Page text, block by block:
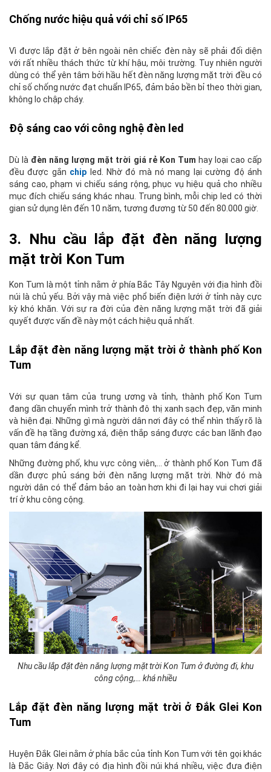
Chống nước hiệu quả với chỉ số IP65
Vì được lắp đặt ở bên ngoài nên chiếc đèn này sẽ phải đối diện
với rất nhiều thách thức từ khí hậu, môi trường. Tuy nhiên người
dùng có thể yên tâm bởi hầu hết đèn năng lượng mặt trời đều có
chỉ số chống nước đạt chuẩn IP65, đảm bảo bền bỉ theo thời gian,
không lo chập cháy.
Độ sáng cao với công nghệ đèn led
Dù là đèn năng lượng mặt trời giá rẻ Kon Tum hay loại cao cấp
đều được gắn chip led. Nhờ đó mà nó mang lại cường độ ánh
sáng cao, phạm vi chiếu sáng rộng, phục vụ hiệu quả cho nhiều
mục đích chiếu sáng khác nhau. Trung bình, mỗi chip led có thời
gian sử dụng lên đến 10 năm, tương đương từ 50 đến 80.000 giờ.
3. Nhu cầu lắp đặt đèn năng lượng
mặt trời Kon Tum
Kon Tum là một tỉnh nằm ở phía Bắc Tây Nguyên với địa hình đồi
núi là chủ yếu. Bởi vậy mà việc phổ biến điện lưới ở tỉnh này cực
kỳ khó khăn. Với sự ra đời của đèn năng lượng mặt trời đã giải
quyết được vấn đề này một cách hiệu quả nhất.
Lắp đặt đèn năng lượng mặt trời ở thành phố Kon
Tum
Với sự quan tâm của trung ương và tỉnh, thành phố Kon Tum
đang dần chuyển mình trở thành đô thị xanh sạch đẹp, văn minh
và hiện đại. Những gì mà người dân nơi đây có thể nhìn thấy rõ là
vấn đề hạ tầng đường xá, điện thắp sáng được các ban lãnh đạo
quan tâm đáng kể.
Những đường phố, khu vực công viên,… ở thành phố Kon Tum đã
dần được phủ sáng bởi đèn năng lượng mặt trời. Nhờ đó mà
người dân có thể đảm bảo an toàn hơn khi đi lại hay vui chơi giải
trí ở khu công cộng.
Nhu cầu lắp đặt đèn năng lượng mặt trời Kon Tum ở đường đi, khu
công cộng,… khá nhiều
Lắp đặt đèn năng lượng mặt trời ở Đắk Glei Kon
Tum
Huyện Đắk Glei nằm ở phía bắc của tỉnh Kon Tum với tên gọi khác
là Đắc Giây. Nơi đây có địa hình đồi núi khá nhiều, việc đưa điện